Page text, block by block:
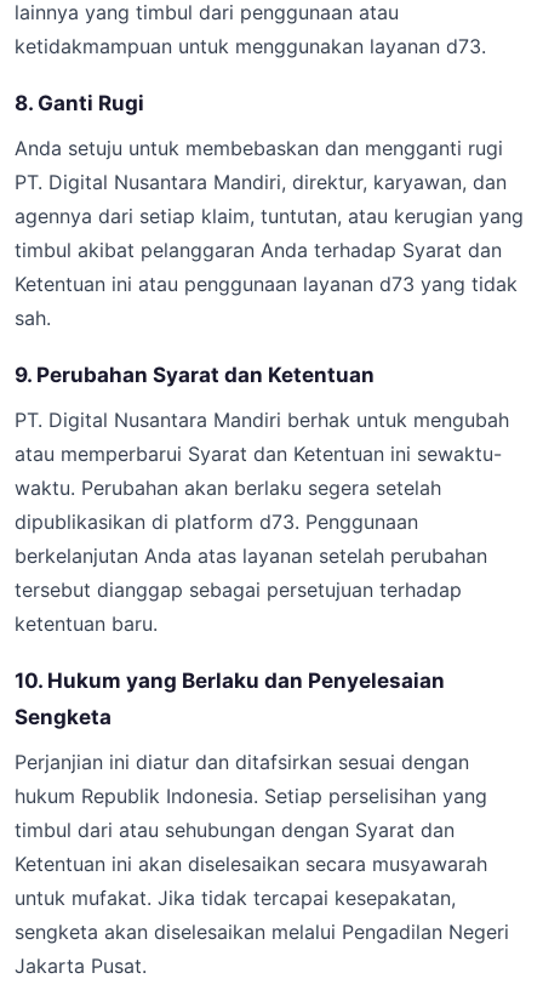
lainnya yang timbul dari penggunaan atau
ketidakmampuan untuk menggunakan layanan d73.
8. Ganti Rugi
Anda setuju untuk membebaskan dan mengganti rugi
PT. Digital Nusantara Mandiri, direktur, karyawan, dan
agennya dari setiap klaim, tuntutan, atau kerugian yang
timbul akibat pelanggaran Anda terhadap Syarat dan
Ketentuan ini atau penggunaan layanan d73 yang tidak
sah.
9. Perubahan Syarat dan Ketentuan
PT. Digital Nusantara Mandiri berhak untuk mengubah
atau memperbarui Syarat dan Ketentuan ini sewaktu-
waktu. Perubahan akan berlaku segera setelah
dipublikasikan di platform d73. Penggunaan
berkelanjutan Anda atas layanan setelah perubahan
tersebut dianggap sebagai persetujuan terhadap
ketentuan baru.
10. Hukum yang Berlaku dan Penyelesaian
Sengketa
Perjanjian ini diatur dan ditafsirkan sesuai dengan
hukum Republik Indonesia. Setiap perselisihan yang
timbul dari atau sehubungan dengan Syarat dan
Ketentuan ini akan diselesaikan secara musyawarah
untuk mufakat. Jika tidak tercapai kesepakatan,
sengketa akan diselesaikan melalui Pengadilan Negeri
Jakarta Pusat.